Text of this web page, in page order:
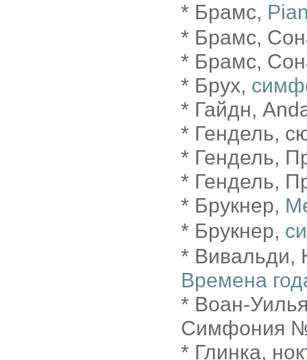
* Брамс,
* Брамс,
* Брамс,
* Брух,
* Гайдн,
* Гендель,
* Гендель,
* Гендель,
* Брукнер,
* Брукнер,
* Вивальди,
Времена
* Воан-
Симфония
* Глинка,